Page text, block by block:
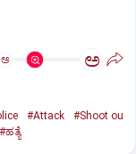
ಅ ಅ
#Attack
#Shoot ou
#ಹತ್ಯೆ